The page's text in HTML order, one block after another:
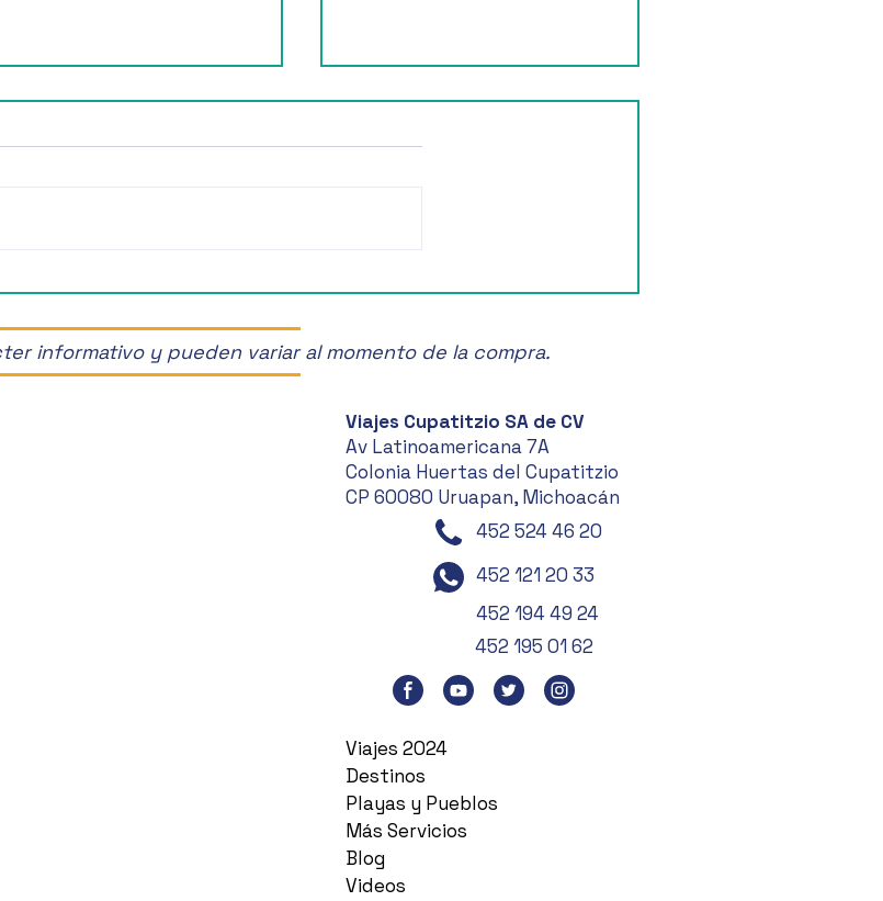
informativo y pueden variar al momento de la compra.
Viajes Cupatitzio SA de CV
Av Latinoamericana 7A
Colonia Huertas del Cupatitzio
CP 60080 Uruapan, Michoacán
452 524 46 20
452 121 20 33
452 194 49 24
452 195 01 62
Viajes 2024
Destinos
Playas y Pueblos
Más Servicios
Blog
Videos